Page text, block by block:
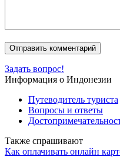
Задать вопрос!
Информация о Индонезии
Путеводитель туриста
Вопросы и ответы
Также спрашивают
Как оплачивать онлайн